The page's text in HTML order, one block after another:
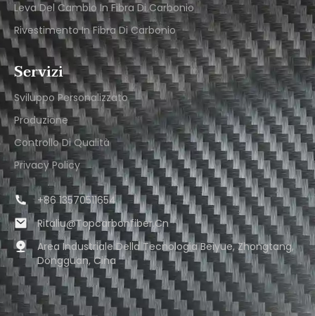
Leva Del Cambio In Fibra Di Carbonio
Rivestimento In Fibra Di Carbonio
Servizi
Sviluppo Personalizzato
Produzione
Controllo Di Qualità
Privacy Policy
+86 13570511654
Ritaliu@topcarbonfiber.cn
Area Industriale Della Tecnologia Beiyue, Zhongtang,
Dongguan, Cina